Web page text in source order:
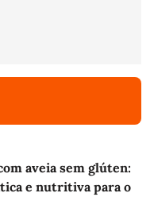
aveia sem glúten:
e nutritiva para o